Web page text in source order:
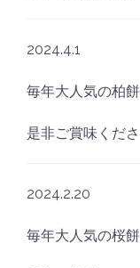
2024.4.1
毎年大人気の柏
是非ご賞味くださ
2024.2.20
毎年大人気の桜